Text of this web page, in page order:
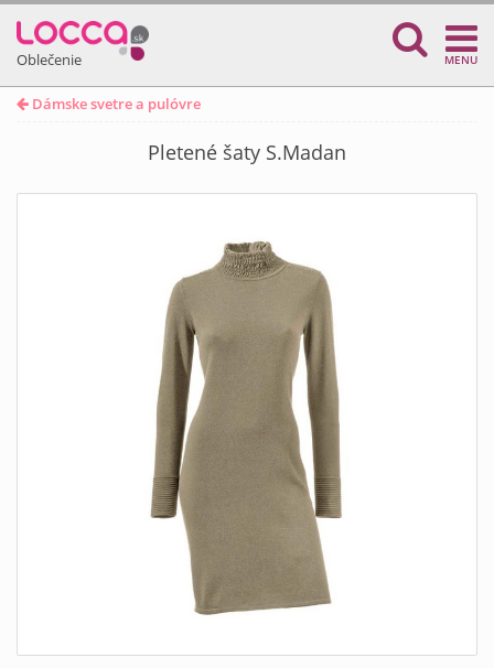
Oblečenie MENU
Dámske svetre a pulóvre
Pletené šaty S.Madan